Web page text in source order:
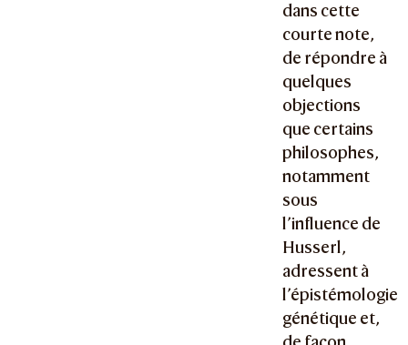
dans cette
courte note,
de répondre à
quelques
objections
que certains
philosophes,
notamment
sous
l’influence de
Husserl,
adressent à
l’épistémologie
génétique et,